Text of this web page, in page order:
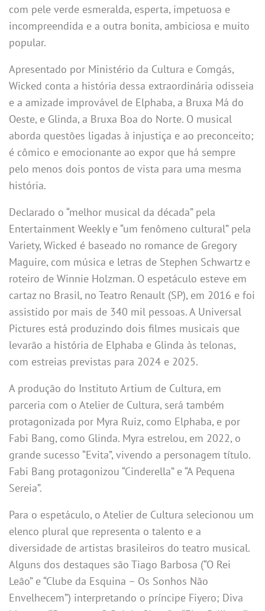
com pele verde esmeralda, esperta, impetuosa e
incompreendida e a outra bonita, ambiciosa e muito
popular.
Apresentado por Ministério da Cultura e Comgás,
Wicked conta a história dessa extraordinária odisseia
e a amizade improvável de Elphaba, a Bruxa Má do
Oeste, e Glinda, a Bruxa Boa do Norte. O musical
aborda questões ligadas à injustiça e ao preconceito;
é cômico e emocionante ao expor que há sempre
pelo menos dois pontos de vista para uma mesma
história.
Declarado o “melhor musical da década” pela
Entertainment Weekly e “um fenômeno cultural” pela
Variety, Wicked é baseado no romance de Gregory
Maguire, com música e letras de Stephen Schwartz e
roteiro de Winnie Holzman. O espetáculo esteve em
cartaz no Brasil, no Teatro Renault (SP), em 2016 e foi
assistido por mais de 340 mil pessoas. A Universal
Pictures está produzindo dois filmes musicais que
levarão a história de Elphaba e Glinda às telonas,
com estreias previstas para 2024 e 2025.
A produção do Instituto Artium de Cultura, em
parceria com o Atelier de Cultura, será também
protagonizada por Myra Ruiz, como Elphaba, e por
Fabi Bang, como Glinda. Myra estrelou, em 2022, o
grande sucesso “Evita”, vivendo a personagem título.
Fabi Bang protagonizou “Cinderella” e “A Pequena
Sereia”.
Para o espetáculo, o Atelier de Cultura selecionou um
elenco plural que representa o talento e a
diversidade de artistas brasileiros do teatro musical.
Alguns dos destaques são Tiago Barbosa (“O Rei
Leão” e “Clube da Esquina – Os Sonhos Não
Envelhecem”) interpretando o príncipe Fiyero; Diva